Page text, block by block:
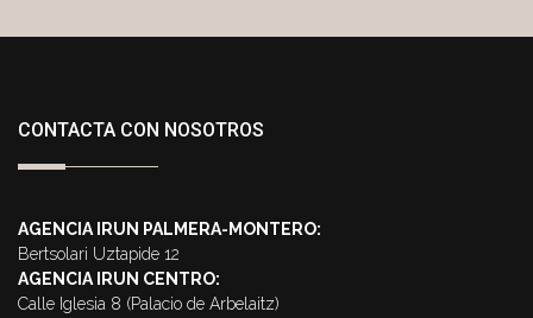
CONTACTA CON NOSOTROS
AGENCIA IRUN PALMERA-MONTERO:
Bertsolari Uztapide 12
AGENCIA IRUN CENTRO:
Calle Iglesia 8 (Palacio de Arbelaitz)